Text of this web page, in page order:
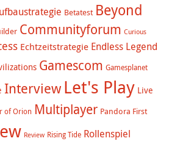
Betatest Beyond
Communityforum Curious
Echtzeitstrategie Endless Legend
Gamescom Gamesplanet
Interview Let's Play Live
of Orion Multiplayer Pandora First
Review Rising Tide Rollenspiel